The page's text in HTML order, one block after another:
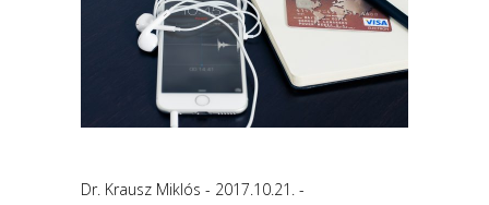
Dr. Krausz Miklós 2017.10.21.